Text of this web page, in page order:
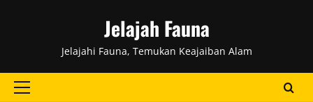
Jelajah Fauna
Jelajahi Fauna, Temukan Keajaiban Alam
Primary